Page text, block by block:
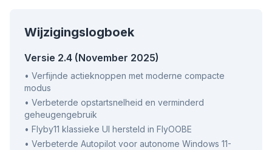
Wijzigingslogboek
Versie 2.4 (November 2025)
• Verfijnde actieknoppen met moderne compacte
modus
• Verbeterde opstartsnelheid en verminderd
geheugengebruik
• Flyby11 klassieke UI hersteld in FlyOOBE
• Verbeterde Autopilot voor autonome Windows 11-